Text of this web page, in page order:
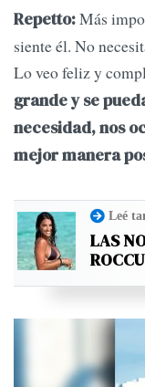
Repetto:Más
siente él. No
Lo veo feliz y
grande y se
necesidad, nos
mejor manera
Leé
LAS